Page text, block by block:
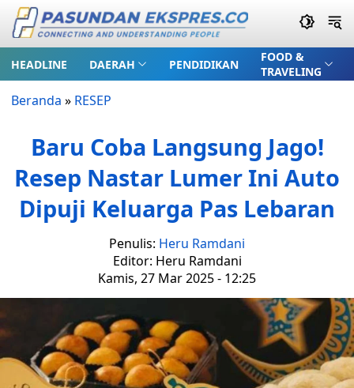
HEADLINE DAERAH PENDIDIKAN
FOOD &
TRAVELING
Beranda » RESEP
Baru Coba Langsung Jago!
Resep Nastar Lumer Ini Auto
Dipuji Keluarga Pas Lebaran
Penulis: Heru Ramdani
Editor: Heru Ramdani
Kamis, 27 Mar 2025 - 12:25